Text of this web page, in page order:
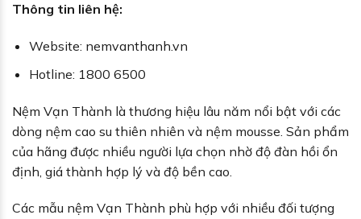
Thông tin liên hệ:
Website: nemvanthanh.vn
Hotline: 1800 6500
Nệm Vạn Thành là thương hiệu lâu năm nổi bật với các
dòng nệm cao su thiên nhiên và nệm mousse. Sản phẩm
của hãng được nhiều người lựa chọn nhờ độ đàn hồi ổn
định, giá thành hợp lý và độ bền cao.
Các mẫu nệm Vạn Thành phù hợp với nhiều đối tượng